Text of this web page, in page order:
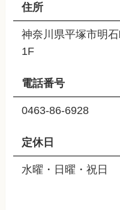
住所
神奈川県平塚市明
1F
電話番号
0463-86-6928
定休日
水曜・日曜・祝日